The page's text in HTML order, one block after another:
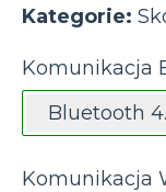
Kategorie:
Komunikacja
Bluetooth
Komunikacja